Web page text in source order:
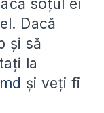
soțul ei
Dacă
și să
la
și veți fi